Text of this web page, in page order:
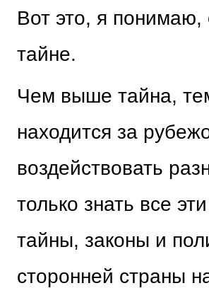
Вот это, я понимаю,
тайне.
Чем выше тайна,
находится за
воздействовать
только знать все
тайны, законы и
сторонней страны